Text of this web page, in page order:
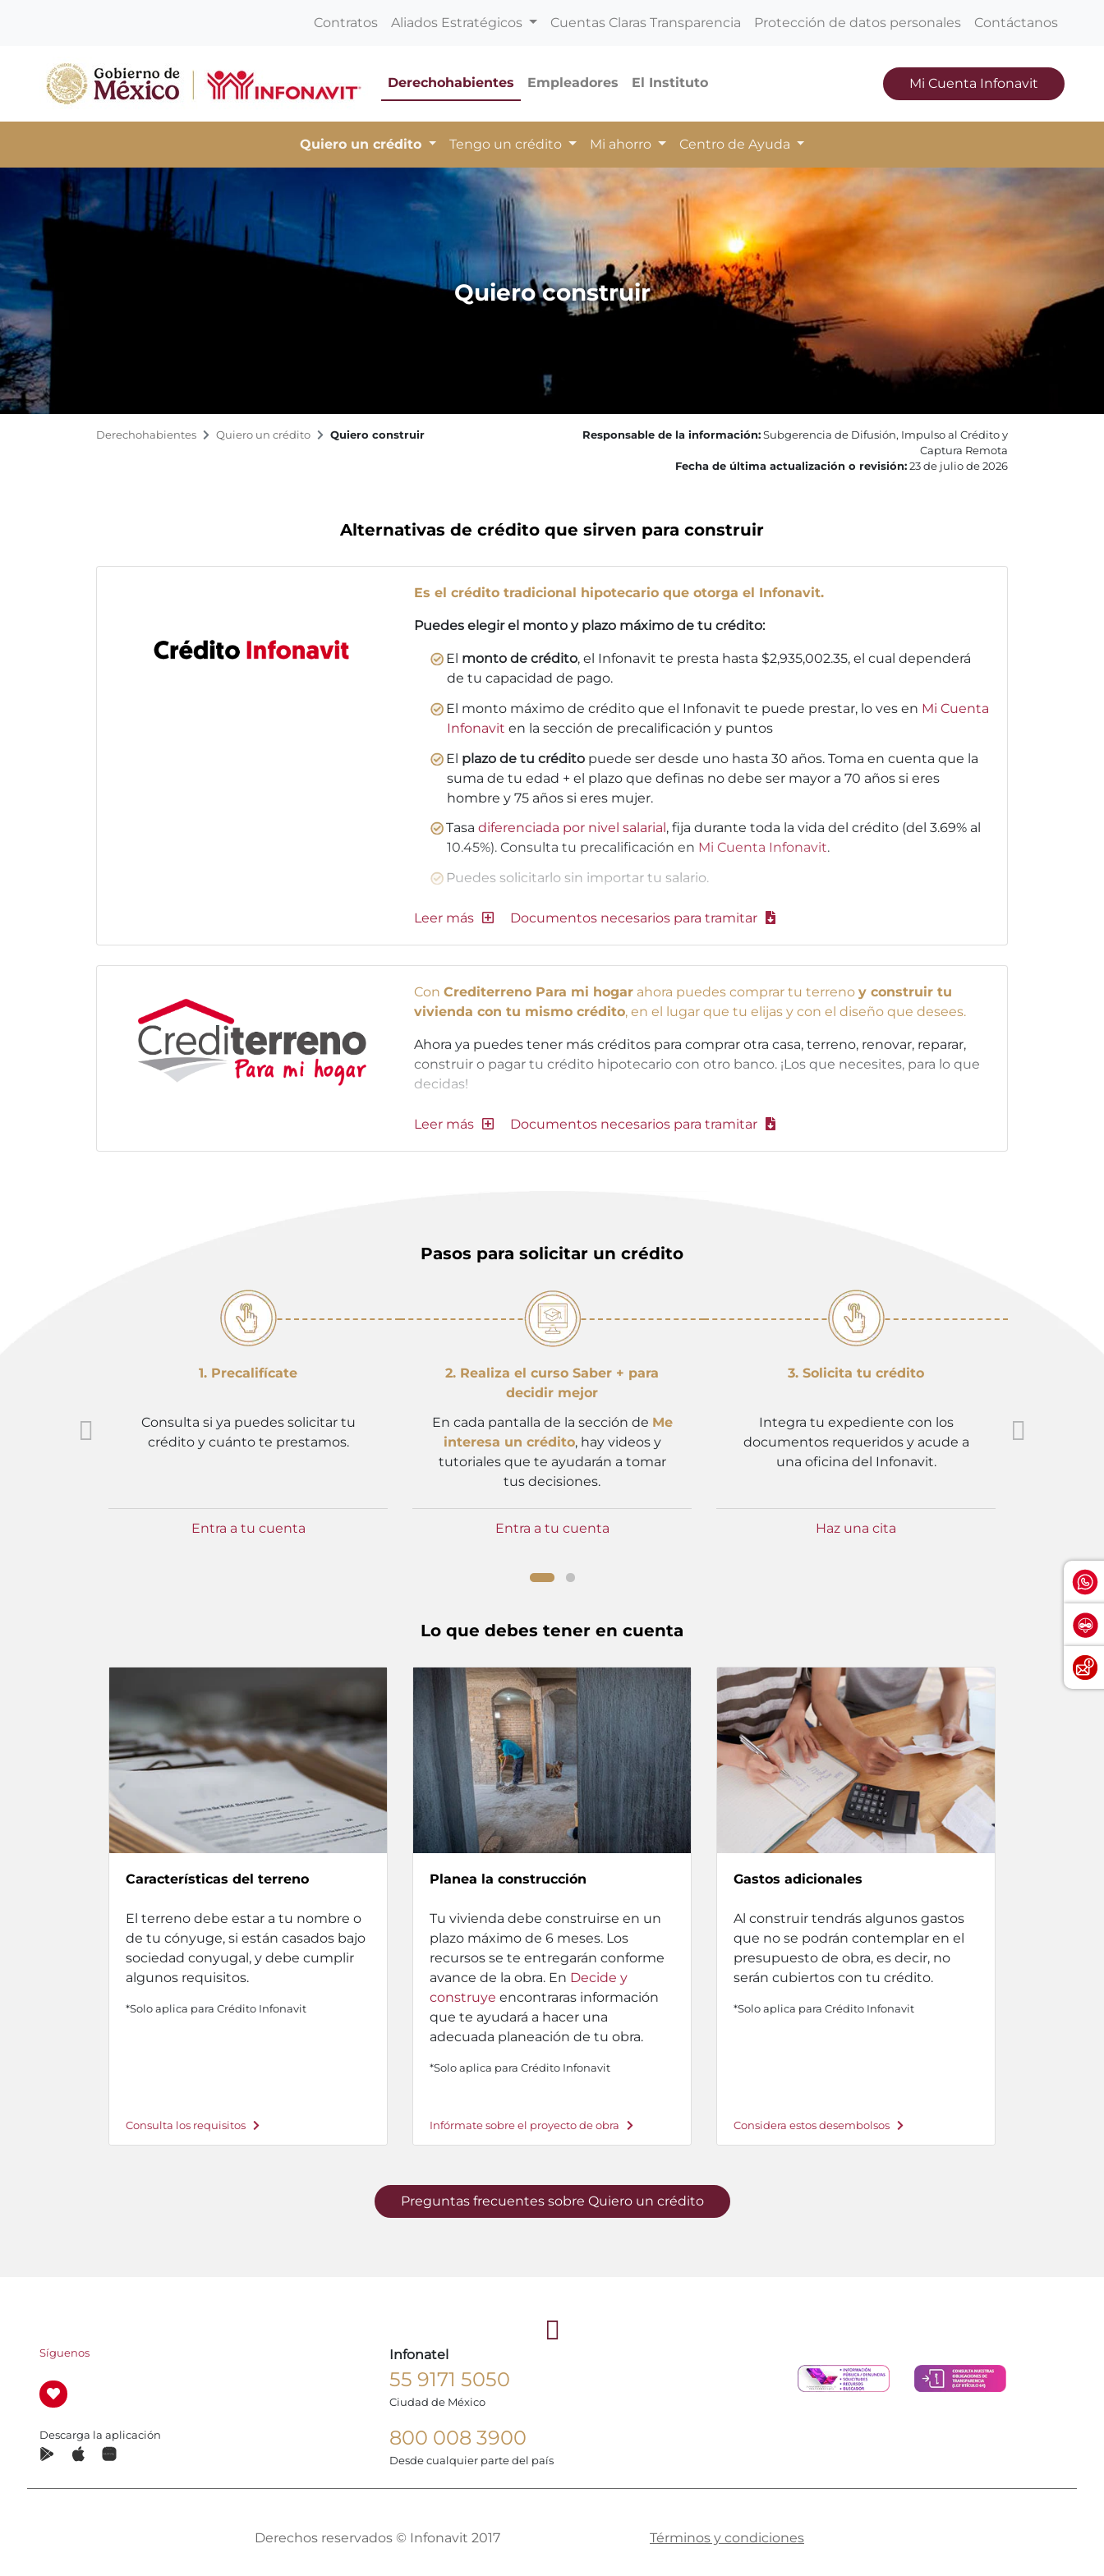
Contratos Aliados Estratégicos Cuentas Claras Transparencia Protección de datos personales Contáctanos
Derechohabientes Empleadores El Instituto Mi Cuenta Infonavit
Quiero un crédito Tengo un crédito Mi ahorro Centro de Ayuda
Quiero construir
Derechohabientes Quiero un crédito Quiero construir Responsable de la información: Subgerencia de Difusión, Impulso al Crédito y
Captura Remota
Fecha de última actualización o revisión: 23 de julio de 2026
Alternativas de crédito que sirven para construir
Es el crédito tradicional hipotecario que otorga el Infonavit.
Puedes elegir el monto y plazo máximo de tu crédito:
El monto de crédito, el Infonavit te presta hasta $2,935,002.35, el cual dependerá
de tu capacidad de pago.
El monto máximo de crédito que el Infonavit te puede prestar, lo ves en Mi Cuenta
Infonavit en la sección de precalificación y puntos
El plazo de tu crédito puede ser desde uno hasta 30 años. Toma en cuenta que la
suma de tu edad + el plazo que definas no debe ser mayor a 70 años si eres
hombre y 75 años si eres mujer.
Tasa diferenciada por nivel salarial , fija durante toda la vida del crédito (del 3.69% al
10.45%). Consulta tu precalificación en Mi Cuenta Infonavit.
Puedes solicitarlo sin importar tu salario.
Documentos necesarios para tramitar
Con Crediterreno Para mi hogar ahora puedes comprar tu terreno y construir tu
vivienda con tu mismo crédito, en el lugar que tu elijas y con el diseño que desees.
Ahora ya puedes tener más créditos para comprar otra casa, terreno, renovar, reparar,
construir o pagar tu crédito hipotecario con otro banco. ¡Los que necesites, para lo que
decidas!
Documentos necesarios para tramitar
Pasos para solicitar un crédito
1. Precalifícate
Consulta si ya puedes solicitar tu
crédito y cuánto te prestamos.
Entra a tu cuenta
2. Realiza el curso Saber + para
decidir mejor
En cada pantalla de la sección de Me
interesa un crédito, hay videos y
tutoriales que te ayudarán a tomar
tus decisiones.
Entra a tu cuenta
3. Solicita tu crédito
Integra tu expediente con los
documentos requeridos y acude a
una oficina del Infonavit.
Haz una cita
Lo que debes tener en cuenta
Características del terreno
El terreno debe estar a tu nombre o
de tu cónyuge, si están casados bajo
sociedad conyugal, y debe cumplir
algunos requisitos.
*Solo aplica para Crédito Infonavit
Consulta los requisitos
Planea la construcción
Tu vivienda debe construirse en un
plazo máximo de 6 meses. Los
recursos se te entregarán conforme
avance de la obra. En Decide y
construye encontraras información
que te ayudará a hacer una
adecuada planeación de tu obra.
*Solo aplica para Crédito Infonavit
Infórmate sobre el proyecto de obra
Gastos adicionales
Al construir tendrás algunos gastos
que no se podrán contemplar en el
presupuesto de obra, es decir, no
serán cubiertos con tu crédito.
*Solo aplica para Crédito Infonavit
Considera estos desembolsos
Preguntas frecuentes sobre Quiero un crédito
Síguenos
Descarga la aplicación
Infonatel
55 9171 5050
Ciudad de México
800 008 3900
Desde cualquier parte del país
Derechos reservados © Infonavit 2017 Términos y condiciones